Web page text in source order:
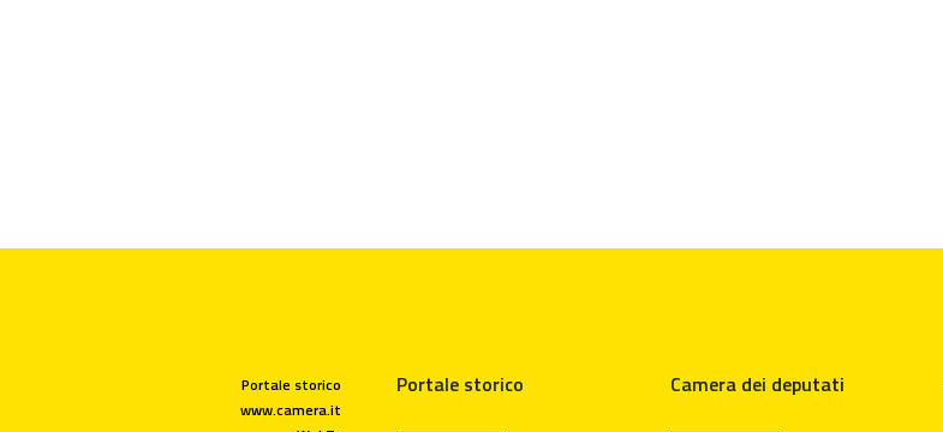
Portale storico
www.camera.it
Portale storico Camera dei deputati